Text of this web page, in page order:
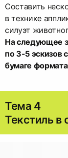
Составить
в технике
силуэт
На следующее
по 3-5 эскизов
бумаге
Тема 4
Текстиль в